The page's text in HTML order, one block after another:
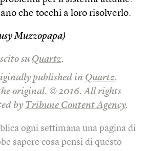
che tocchi a loro risolverlo.
Muzzopapa)
su Quartz.
published in Quartz.
original. © 2016. All rights
by Tribune Content Agency.
ogni settimana una pagina di
sapere cosa pensi di questo